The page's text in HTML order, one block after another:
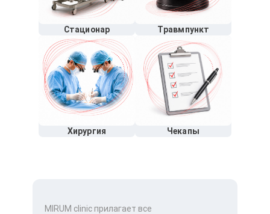
Стационар Травмпункт
Хирургия Чекапы
MIRUM clinic прилагает все